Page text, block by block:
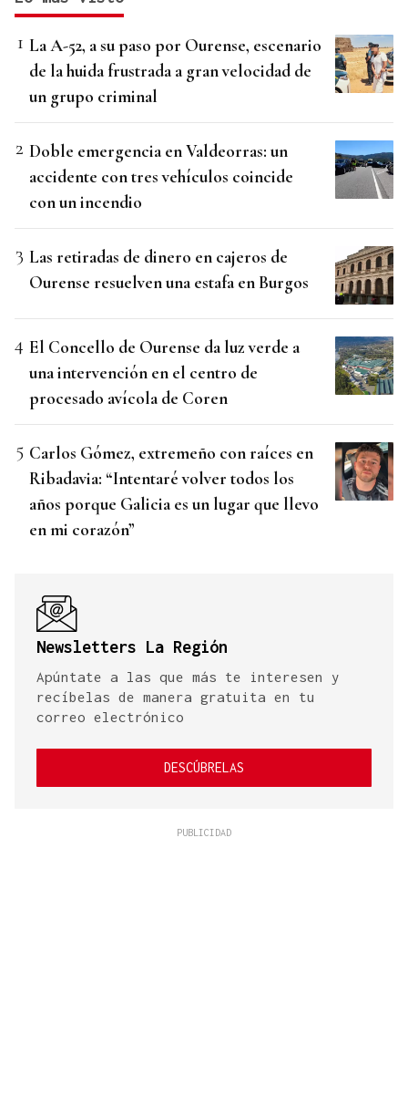
La A-52, a su paso por Ourense, escenario
de la huida frustrada a gran velocidad de
un grupo criminal
Doble emergencia en Valdeorras: un
accidente con tres vehículos coincide
con un incendio
Las retiradas de dinero en cajeros de
Ourense resuelven una estafa en Burgos
El Concello de Ourense da luz verde a
una intervención en el centro de
procesado avícola de Coren
Carlos Gómez, extremeño con raíces en
Ribadavia: “Intentaré volver todos los
años porque Galicia es un lugar que llevo
en mi corazón”
Newsletters La Región
Apúntate a las que más te interesen y
recíbelas de manera gratuita en tu
correo electrónico
DESCÚBRELAS